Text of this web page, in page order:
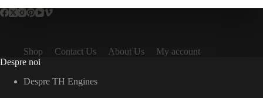
Shop Contact Us About Us
My account
Despre noi
Despre TH Engines